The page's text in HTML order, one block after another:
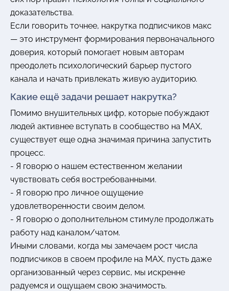
доказательства.
Если говорить точнее, накрутка подписчиков макс
— это инструмент формирования первоначального
доверия, который помогает новым авторам
преодолеть психологический барьер пустого
канала и начать привлекать живую аудиторию.
Какие ещё задачи решает накрутка?
Помимо внушительных цифр, которые побуждают
людей активнее вступать в сообщество на MAX,
существует еще одна значимая причина запустить
процесс.
- Я говорю о нашем естественном желании
чувствовать себя востребованными.
- Я говорю про личное ощущение
удовлетворенности своим делом.
- Я говорю о дополнительном стимуле продолжать
работу над каналом/чатом.
Иными словами, когда мы замечаем рост числа
подписчиков в своем профиле на MAX, пусть даже
организованный через сервис, мы искренне
радуемся и ощущаем свою значимость.